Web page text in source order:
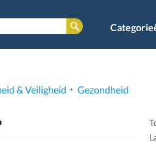
& Veiligheid Gezondheid